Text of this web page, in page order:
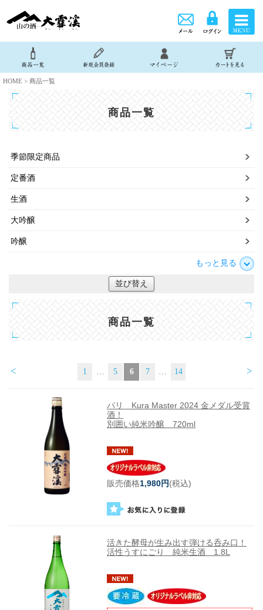
HOME > 商品一覧
商品一覧
季節限定商品
定番酒
生酒
大吟醸
吟醸
もっと見る
並び替え
商品一覧
< >
1 … 5 6 7 … 14
パリ Kura Master 2024 金メダル受賞
酒！
別囲い純米吟醸 720ml
販売価格1,980円(税込)
活きた酵母が生み出す弾ける呑み口！
活性うすにごり 純米生酒 1.8L